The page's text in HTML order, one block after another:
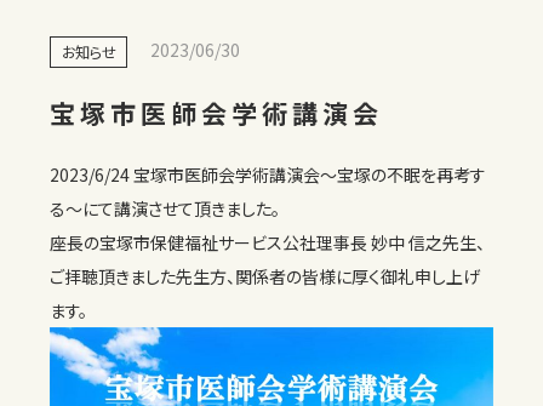
お知らせ 2023/06/30
宝塚市医師会学術講演会
2023/6/24 宝塚市医師会学術講演会〜宝塚の不眠を再考す
る〜にて講演させて頂きました。
座長の宝塚市保健福祉サービス公社理事長 妙中 信之先生、
ご拝聴頂きました先生方、関係者の皆様に厚く御礼申し上げ
ます。